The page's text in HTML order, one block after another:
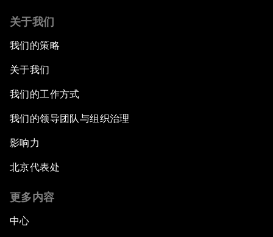
关于我们
我们的策略
关于我们
我们的工作方式
我们的领导团队与组织治理
影响力
北京代表处
更多内容
中心